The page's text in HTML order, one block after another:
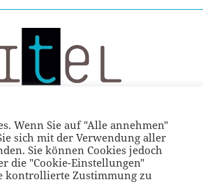
Wenn Sie auf "Alle annehmen"
sich mit der Verwendung aller
Sie können Cookies jedoch
die "Cookie-Einstellungen"
kontrollierte Zustimmung zu